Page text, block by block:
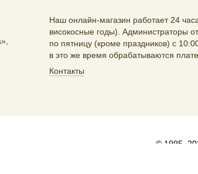
Наш онлайн-магазин работает 24
високосные годы). Администраторы
по пятницу (кроме праздников) с
в это же время обрабатываются
Контакты
©